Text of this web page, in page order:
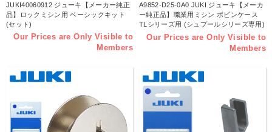
JUKI40060912 ジューキ【メーカー純正
品】ロックミシン用 ベーシックキット
(セット)
Our Prices are Only Visible to
Members
A9852-D25-0A0 JUKI ジューキ【メーカ
ー純正品】職業用ミシン ボビンケース
TLシリーズ用 (シュプールシリーズ専用)
(個)Our Prices are Only Visible to
Members